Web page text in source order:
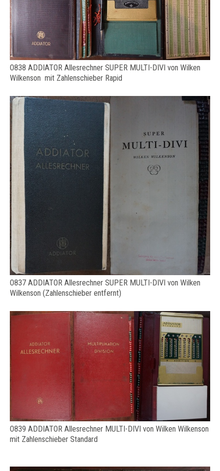
O838 ADDIATOR Allesrechner SUPER MULTI-DIVI von Wilken
Wilkenson mit Zahlenschieber Rapid
O837 ADDIATOR Allesrechner SUPER MULTI-DIVI von Wilken
Wilkenson (Zahlenschieber entfernt)
O839 ADDIATOR Allesrechner MULTI-DIVI von Wilken Wilkenson
mit Zahlenschieber Standard